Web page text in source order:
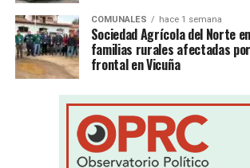
COMUNALES hace 1 semana
Sociedad Agrícola del Norte
familias rurales afectadas
frontal en Vicuña